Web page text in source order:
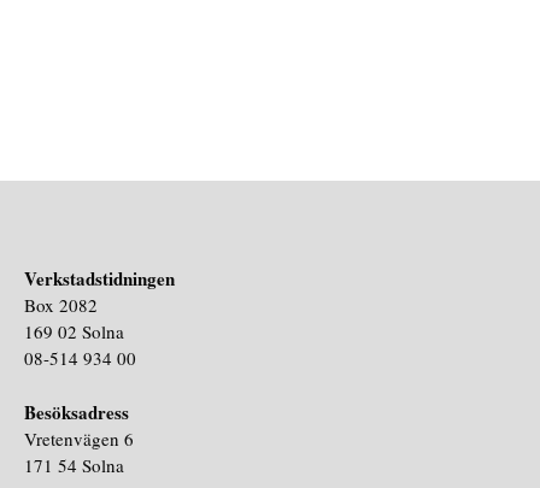
Verkstadstidningen
Box 2082
169 02 Solna
08-514 934 00
Besöksadress
Vretenvägen 6
171 54 Solna